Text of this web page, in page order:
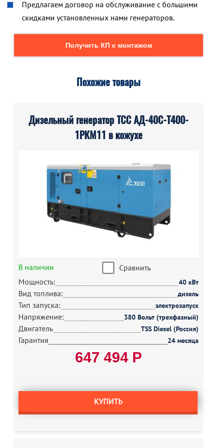
Предлагаем договор на обслуживание с большими
скидками установленных нами генераторов.
Получить КП с монтажом
Похожие товары
Дизельный генератор ТСС АД-40С-Т400-
1РКМ11 в кожухе
В наличии
Сравнить
Мощность:
40 кВт
Вид топлива: дизель
Тип запуска: электрозапуск
Напряжение: 380 Вольт (трехфазный)
Двигатель TSS Diesel (Россия)
Гарантия 24 месяца
647 494 Р
КУПИТЬ